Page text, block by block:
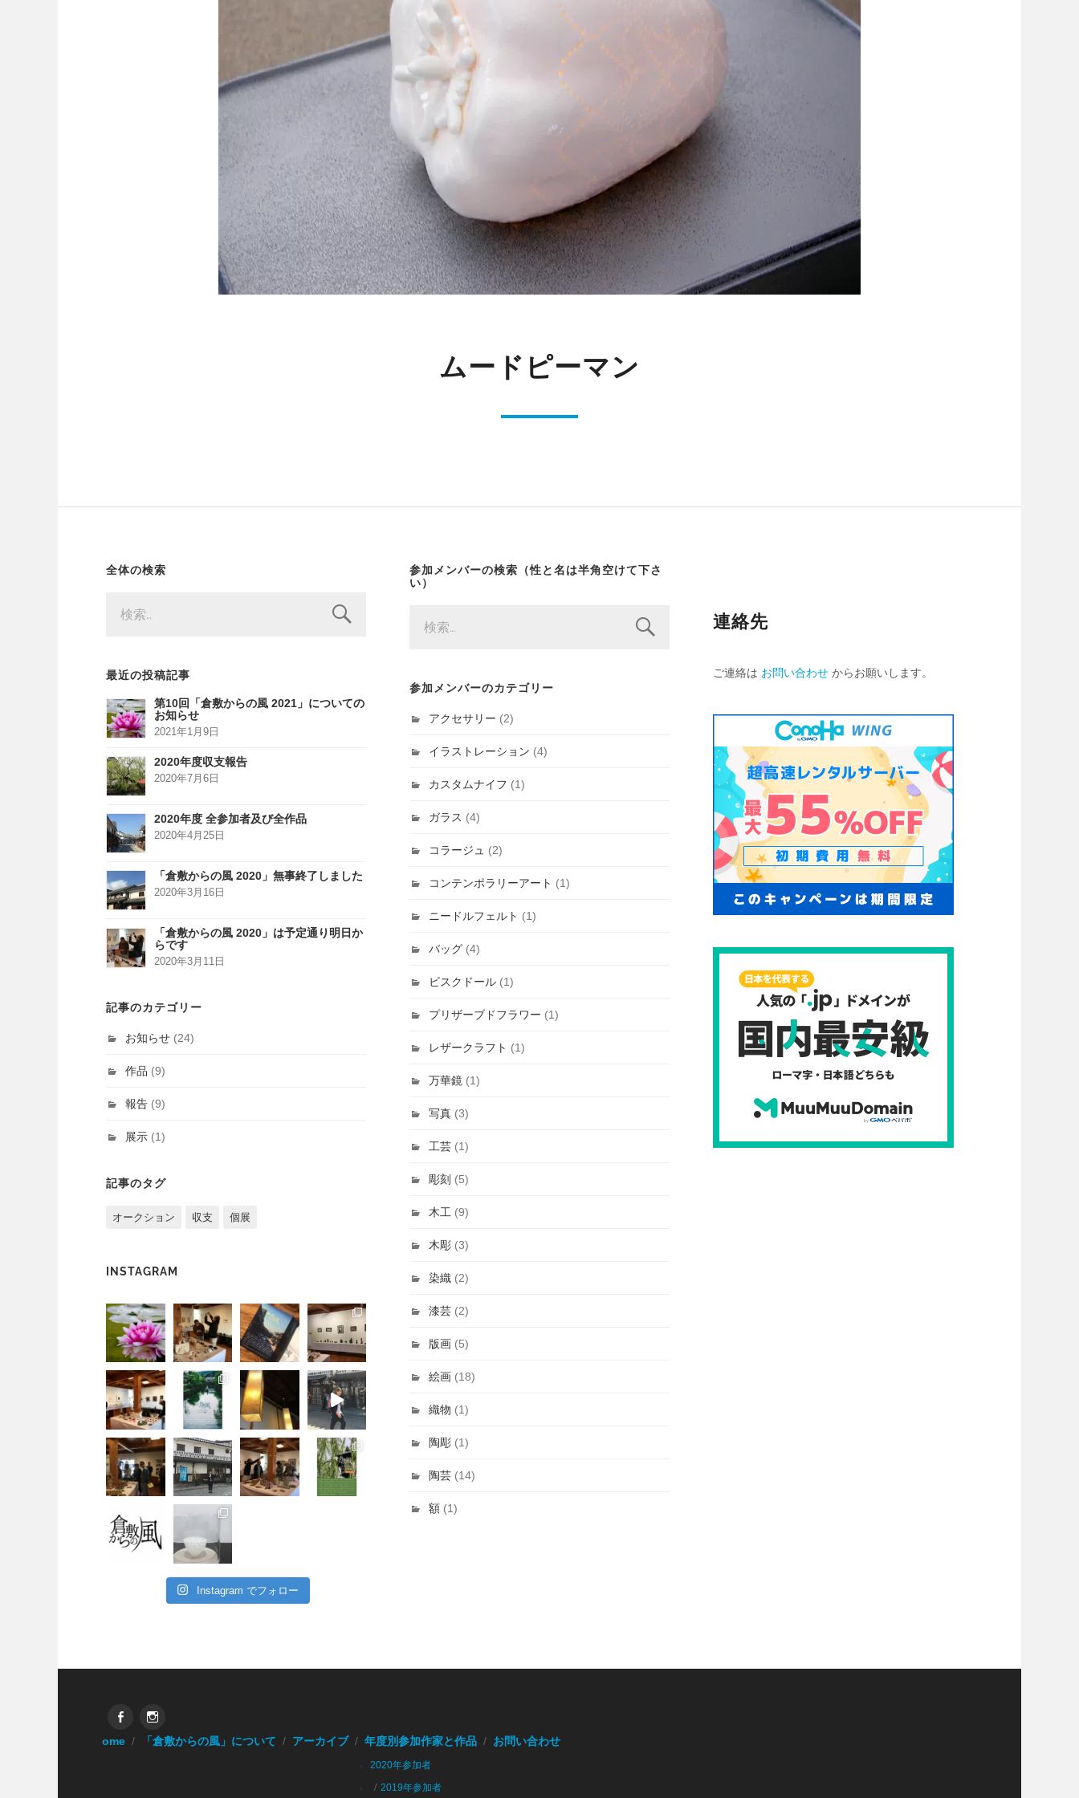
ムードピーマン
全体の検索
最近の投稿記事
第10回「倉敷からの風 2021」についての
お知らせ
2021年1月9日
2020年度収支報告
2020年7月6日
2020年度 全参加者及び全作品
2020年4月25日
「倉敷からの風 2020」無事終了しました
2020年3月16日
「倉敷からの風 2020」は予定通り明日か
らです
2020年3月11日
記事のカテゴリー
お知らせ (24)
作品 (9)
報告 (9)
展示 (1)
記事のタグ
オークション 収支 個展
INSTAGRAM
Instagram でフォロー
参加メンバーの検索（性と名は半角空けて下さ
い）
参加メンバーのカテゴリー
アクセサリー (2)
イラストレーション (4)
カスタムナイフ (1)
ガラス (4)
コラージュ (2)
コンテンポラリーアート (1)
ニードルフェルト (1)
バッグ (4)
ビスクドール (1)
プリザーブドフラワー (1)
レザークラフト (1)
万華鏡 (1)
写真 (3)
工芸 (1)
彫刻 (5)
木工 (9)
木彫 (3)
染織 (2)
漆芸 (2)
版画 (5)
絵画 (18)
織物 (1)
陶彫 (1)
陶芸 (14)
額 (1)
連絡先
ご連絡は お問い合わせ からお願いします。
FacebookInstagram
Home 「倉敷からの風」について アーカイブ 年度別参加作家と作品
2020年参加者
2019年参加者
お問い合わせ